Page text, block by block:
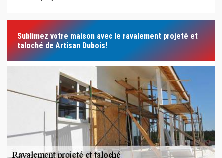
Sublimez votre maison avec le ravalement projeté et
taloché de Artisan Dubois!